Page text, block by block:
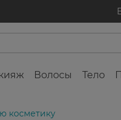
Волосы Тело
косметику